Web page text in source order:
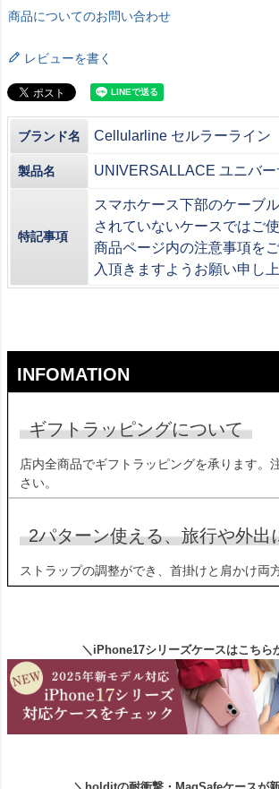
商品についてのお問い合わせ
レビューを書く
ブランド名 Cellularline セルラーライン
製品名 UNIVERSALLACE ユニバー
特記事項
スマホケース下部のケーブ
されていないケースではご
商品ページ内の注意事項を
入頂きますようお願い申し上
INFOMATION
ギフトラッピングについて
店内全商品でギフトラッピングを承ります。
さい。
2パターン使える、旅行や外出
ストラップの調整ができ、首掛けと肩かけ両
＼iPhone17シリーズケースはこちら